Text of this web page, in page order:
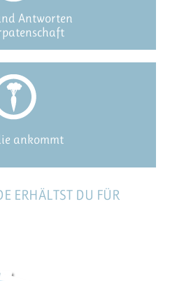
Antworten
ankommt
ERHÄLTST DU FÜR